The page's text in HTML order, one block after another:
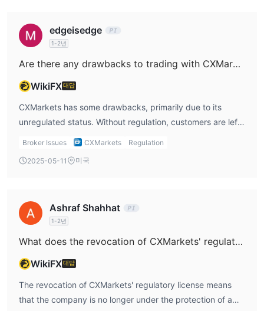
platform. Without this feature, potential clients may be
hesitant to trade with CXMarkets. I would recommend
reaching out directly to inquire whether they offer any trial
or simulated trading options.
edgeisedge
1-2년
Are there any drawbacks to trading with CXMarkets?
WikiFX대답
CXMarkets has some drawbacks, primarily due to its
unregulated status. Without regulation, customers are left
without the protections provided by governing bodies like
there’s no oversight to ensure that CXMarkets operates
market instruments. While they offer a unique set of
weather-related financial products, potential clients might
want more details on the functionality of the platform,
Additionally, while CXMarkets does not charge fees for
applications, deposits, or withdrawals, the trading fees
can add up, especially with higher fees on certain types of
Broker Issues CXMarkets Regulation
2025-05-11 미국
Ashraf Shahhat
1-2년
What does the revocation of CXMarkets' regulatory license mean?
WikiFX대답
The revocation of CXMarkets' regulatory license means
that the company is no longer under the protection of a